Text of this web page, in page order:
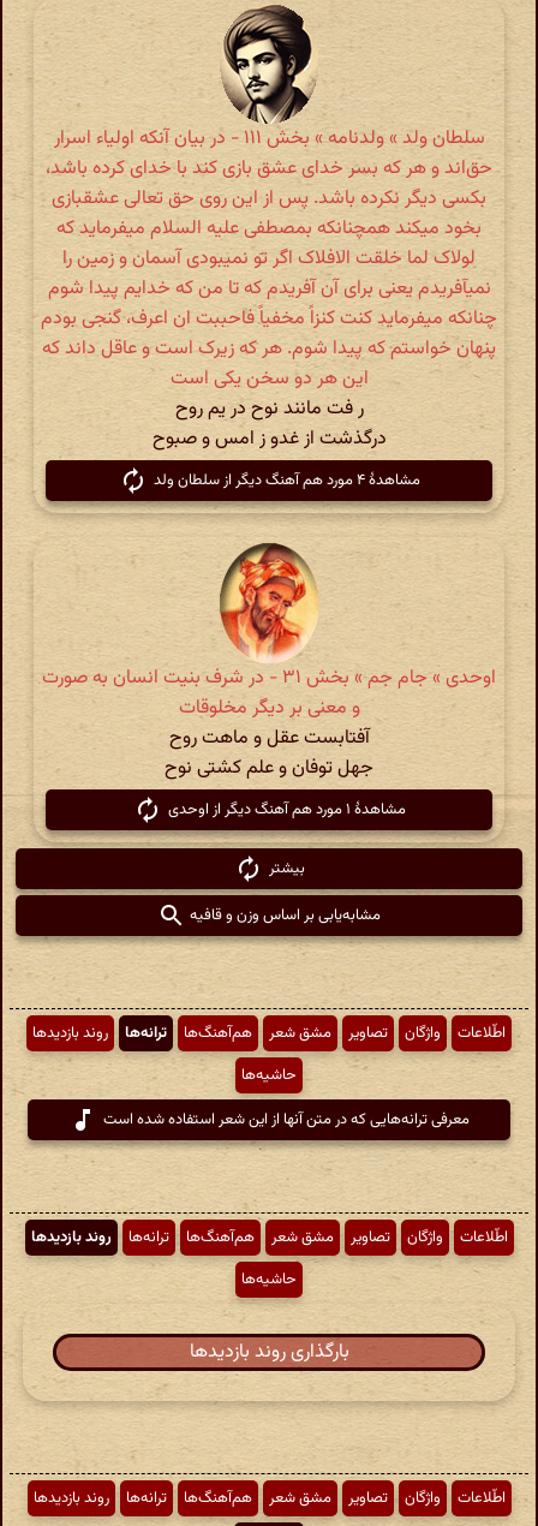
سلطان ولد » ولدنامه » بخش ۱۱۱ - در بیان آنکه اولیاء اسرار
حق‌اند و هر که بسر خدای عشق بازی کند با خدای کرده باشد،
بکسی دیگر نکرده باشد. پس از این روی حق تعالی عشقبازی
بخود میکند همچنانکه بمصطفی علیه السلام میفرماید که
لولاک لما خلقت الافلاک اگر تو نمیبودی آسمان و زمین را
نمیآفریدم یعنی برای آن آفریدم که تا من که خدایم پیدا شوم
چنانکه میفرماید کنت کنزاً مخفیاً فاحببت ان اعرف، گنجی بودم
پنهان خواستم که پیدا شوم. هر که زیرک است و عاقل داند که
این هر دو سخن یکی است
ر فت مانند نوح در یم روح
درگذشت از غدو ز امس و صبوح
مشاهدهٔ ۴ مورد هم آهنگ دیگر از سلطان ولد
اوحدی » جام جم » بخش ۳۱ - در شرف بنیت انسان به صورت
و معنی بر دیگر مخلوقات
آفتابست عقل و ماهت روح
جهل توفان و علم کشتی نوح
مشاهدهٔ ۱ مورد هم آهنگ دیگر از اوحدی
بیشتر
مشابه‌یابی بر اساس وزن و قافیه
اطّلاعات واژگان تصاویر مشق شعر هم‌آهنگ‌ها ترانه‌ها
روند بازدیدها
حاشیه‌ها
معرفی ترانه‌هایی که در متن آنها از این شعر استفاده شده است
اطّلاعات واژگان تصاویر مشق شعر هم‌آهنگ‌ها ترانه‌ها
روند بازدیدها
حاشیه‌ها
بارگذاری روند بازدیدها
اطّلاعات واژگان تصاویر مشق شعر هم‌آهنگ‌ها ترانه‌ها
روند بازدیدها